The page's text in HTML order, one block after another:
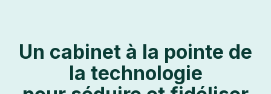
Un cabinet à la pointe de
la technologie